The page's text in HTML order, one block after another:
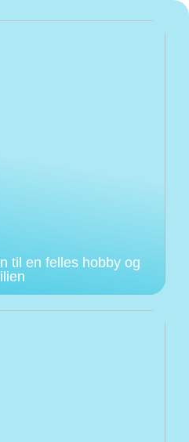
til en felles hobby og